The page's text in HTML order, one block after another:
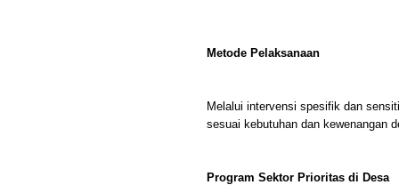
Metode Pelaksanaan
Melalui intervensi spesifik dan
sesuai kebutuhan dan kewenangan
Program Sektor Prioritas di Desa